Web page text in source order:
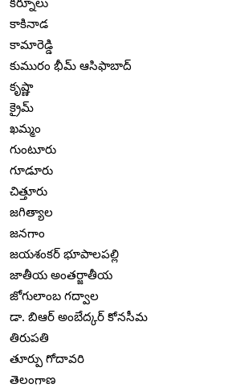
కాకినాడ
కామారెడ్డి
కుమురం భీమ్ ఆసిఫాబాద్
కృష్ణా
క్రైమ్
ఖమ్మం
గుంటూరు
గూడూరు
చిత్తూరు
జగిత్యాల
జనగాం
జయశంకర్ భూపాలపల్లి
జాతీయ అంతర్జాతీయ
జోగులాంబ గద్వాల
డా. బిఆర్ అంబేద్కర్ కోనసీమ
తిరుపతి
తూర్పు గోదావరి
తెలంగాణ